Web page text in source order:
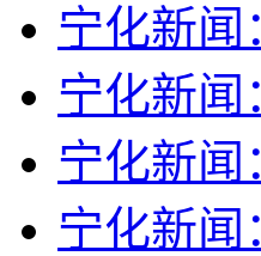
宁化新闻
宁化新闻
宁化新闻
宁化新闻